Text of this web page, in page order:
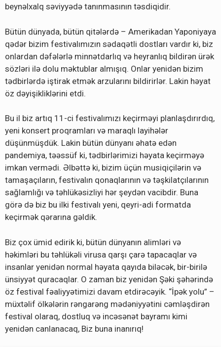
beynəlxalq səviyyədə tanınmasının təsdiqidir.
Bütün dünyada, bütün qitələrdə – Amerikadan Yaponiyaya
qədər bizim festivalımızın sədaqətli dostları vardır ki, biz
onlardan dəfələrlə minnətdarlıq və heyranlıq bildirən ürək
sözləri ilə dolu məktublar almışıq. Onlar yenidən bizim
tədbirlərdə iştirak etmək arzularını bildirirlər. Lakin həyat
öz dəyişikliklərini etdi.
Bu il biz artıq 11-ci festivalımızı keçirməyi planlaşdırırdıq,
yeni konsert proqramları və maraqlı layihələr
düşünmüşdük. Lakin bütün dünyanı əhatə edən
pandemiya, təəssüf ki, tədbirlərimizi həyata keçirməyə
imkan vermədi. Əlbəttə ki, bizim üçün musiqiçilərin və
tamaşaçıların, festivalın qonaqlarının və təşkilatçılarının
sağlamlığı və təhlükəsizliyi hər şeydən vacibdir. Buna
görə də biz bu ilki festivalı yeni, qeyri-adi formatda
keçirmək qərarına gəldik.
Biz çox ümid edirik ki, bütün dünyanın alimləri və
həkimləri bu təhlükəli virusa qarşı çarə tapacaqlar və
insanlar yenidən normal həyata qayıda biləcək, bir-birilə
ünsiyyət quracaqlar. O zaman biz yenidən Şəki şəhərində
öz festival fəaliyyətimizi davam etdirəcəyik. “İpək yolu” –
müxtəlif ölkələrin rəngarəng mədəniyyətini cəmləşdirən
festival olaraq, dostluq və incəsənət bayramı kimi
yenidən canlanacaq, Biz buna inanırıq!